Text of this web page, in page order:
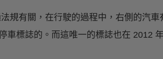
規有關，在行駛的過程中，右側的汽車
車標誌的。而這唯一的標誌也在 2012